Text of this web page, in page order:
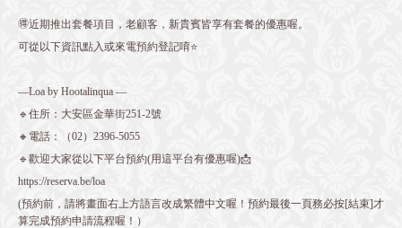
🉐近期推出套餐項目，老顧客，新貴賓皆享有套餐的優惠喔。
可從以下資訊點入或來電預約登記唷⭐️
—Loa by Hootalinqua —
🔹住所：大安區金華街251-2號
🔸電話：（02）2396-5055
🔹歡迎大家從以下平台預約(用這平台有優惠喔)📩
https://reserva.be/loa
(預約前，請將畫面右上方語言改成繁體中文喔！預約最後一頁務必按[結束]才
算完成預約申請流程喔！）